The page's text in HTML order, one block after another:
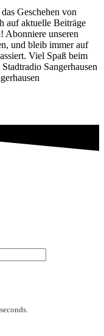
Geschehen von
auf aktuelle Beiträge
Abonniere unseren
und bleib immer auf
Viel Spaß beim
Sangerhausen